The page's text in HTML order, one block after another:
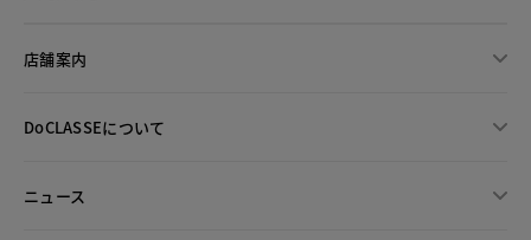
店舗案内
DoCLASSEについて
ニュース